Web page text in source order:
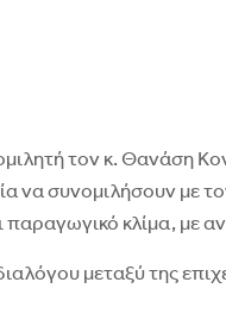
ομιλητή τον κ.
συνομιλήσουν με
παραγωγικό κλίμα,
μεταξύ της